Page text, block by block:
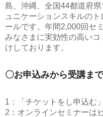
島、沖縄、全国44都道府
ュニケーションスキルの
ールです。年間2,000回セ
みなさまに実効性の高い
けしております。
〇お申込みから受講ま
1：「チケットをし申込む
2：オンラインセミナーは